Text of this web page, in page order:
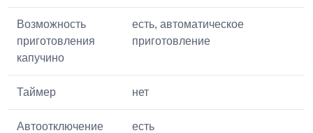
Возможность
приготовления
капучино
есть, автоматическое
приготовление
Таймер нет
Автоотключение есть